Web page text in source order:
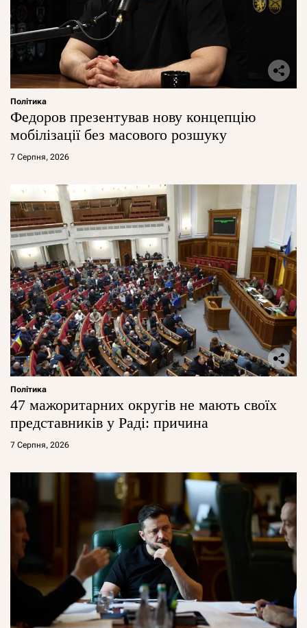
Політика
Федоров презентував нову концепцію
мобілізації без масового розшуку
7 Серпня, 2026
Політика
47 мажоритарних округів не мають своїх
представників у Раді: причина
7 Серпня, 2026